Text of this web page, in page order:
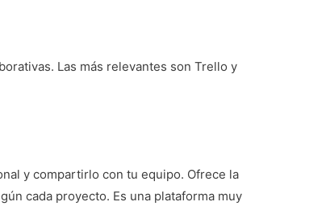
Las más relevantes son Trello y
y compartirlo con tu equipo. Ofrece la
cada proyecto. Es una plataforma muy